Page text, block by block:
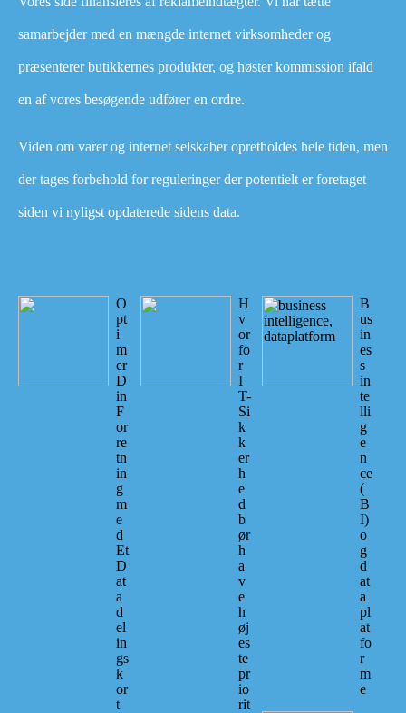
samarbejder med en mængde internet virksomheder og
præsenterer butikkernes produkter, og høster kommission ifald
en af vores besøgende udfører en ordre.
Viden om varer og internet selskaber opretholdes hele tiden, men
der tages forbehold for reguleringer der potentielt er foretaget
siden vi nyligst opdaterede sidens data.
O
pt
i
m
er
D
in
F
or
re
tn
in
g
m
e
d
Et
D
at
a
d
el
in
gs
k
or
t
H
v
or
fo
r
I
T-
Si
k
k
er
h
e
d
b
ør
h
a
v
e
h
øj
es
te
pr
io
rit
B
us
in
es
s
in
te
lli
g
e
n
ce
(
B
I)
o
g
d
at
a
pl
at
fo
r
m
e